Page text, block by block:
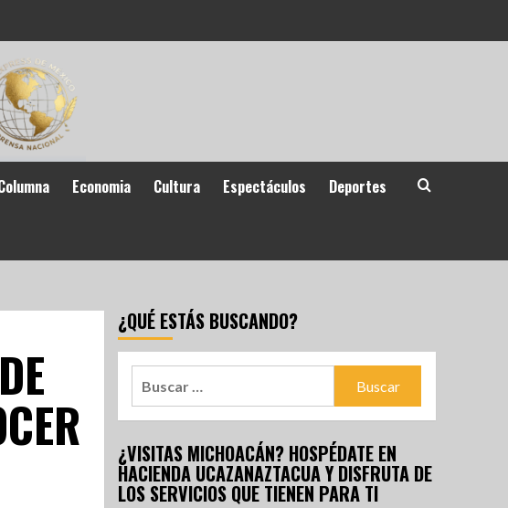
Economia Cultura Espectáculos Deportes
¿QUÉ ESTÁS BUSCANDO?
¿VISITAS MICHOACÁN? HOSPÉDATE EN
HACIENDA UCAZANAZTACUA Y DISFRUTA DE
LOS SERVICIOS QUE TIENEN PARA TI